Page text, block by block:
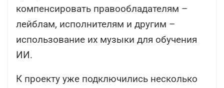
компенсировать правообладателям –
лейблам, исполнителям и другим –
использование их музыки для обучения
ИИ.
К проекту уже подключились несколько